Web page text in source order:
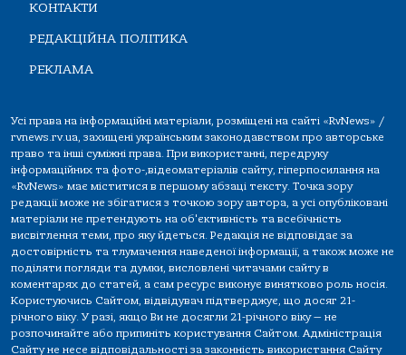
КОНТАКТИ
РЕДАКЦІЙНА ПОЛІТИКА
РЕКЛАМА
Усі права на інформаційні матеріали, розміщені на сайті «RvNews» /
rvnews.rv.ua, захищені українським законодавством про авторське
право та інші суміжні права. При використанні, передруку
інформаційних та фото-,відеоматеріалів сайту, гіперпосилання на
«RvNews» має міститися в першому абзаці тексту. Точка зору
редакції може не збігатися з точкою зору автора, а усі опубліковані
матеріали не претендують на об'єктивність та всебічність
висвітлення теми, про яку йдеться. Редакція не відповідає за
достовірність та тлумачення наведеної інформації, а також може не
поділяти погляди та думки, висловлені читачами сайту в
коментарях до статей, а сам ресурс виконує винятково роль носія.
Користуючись Сайтом, відвідувач підтверджує, що досяг 21-
річного віку. У разі, якщо Ви не досягли 21-річного віку — не
розпочинайте або припиніть користування Сайтом. Адміністрація
Сайту не несе відповідальності за законність використання Сайту